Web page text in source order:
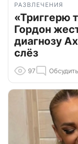
РАЗВЛЕЧЕНИЯ
«Триггерю
Гордон
диагнозу
слёз
97 Обсудить